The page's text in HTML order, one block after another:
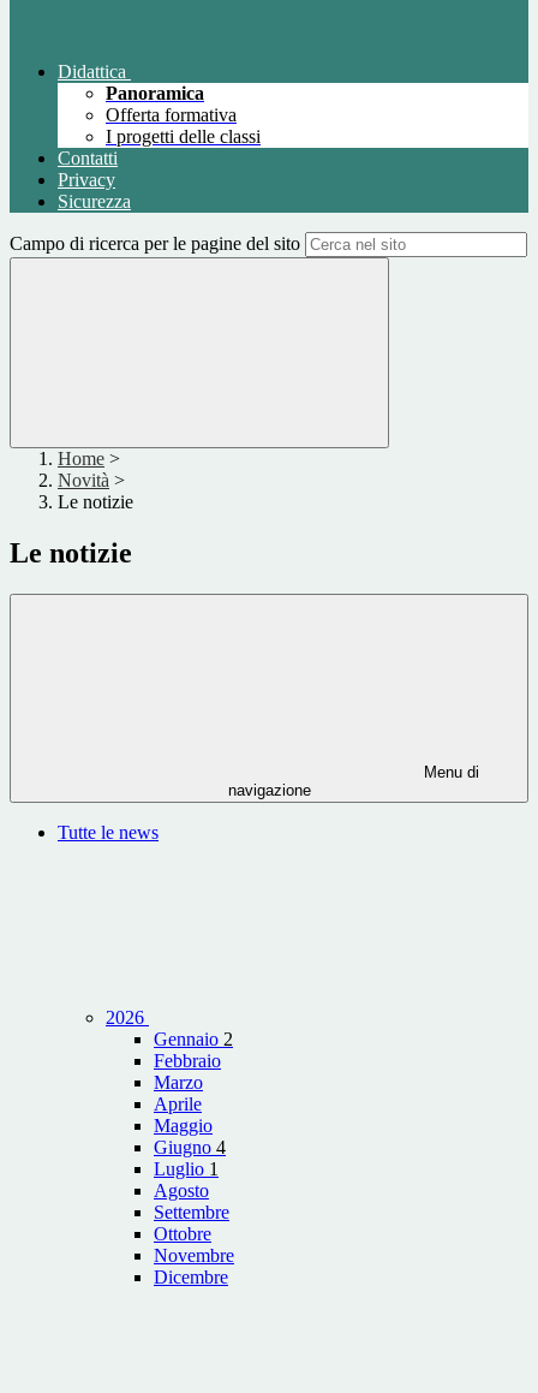
Didattica
Panoramica
Offerta formativa
I progetti delle classi
Contatti
Privacy
Sicurezza
Campo di ricerca per le pagine del sito
Home >
Novità >
Le notizie
Le notizie
Menu di
navigazione
Tutte le news
2026
Gennaio 2
Febbraio
Marzo
Aprile
Maggio
Giugno 4
Luglio 1
Agosto
Settembre
Ottobre
Novembre
Dicembre